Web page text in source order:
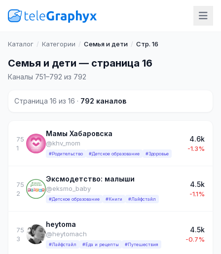
Каталог / Категории / Семья и дети / Стр. 16
Семья и дети — страница 16
Каналы 751–792 из 792
Страница 16 из 16 · 792 каналов
75
1
Мамы Хабаровска
@khv_mom
#Родительство #Детское образование #Здоровье
4.6k
-1.3%
75
2
Эксмодетство: малыши
@eksmo_baby
#Детское образование #Книги #Лайфстайл
4.5k
-1.1%
75
3
heytoma
@heytomach
#Лайфстайл #Еда и рецепты #Путешествия
4.5k
-0.7%